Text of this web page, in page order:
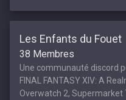
Les Enfants du Fouet
38 Membres
Une communauté discord
FINAL FANTASY XIV: A
Overwatch 2, Supermarket